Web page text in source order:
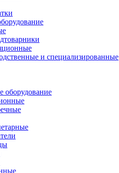
и специализированные
оборудование